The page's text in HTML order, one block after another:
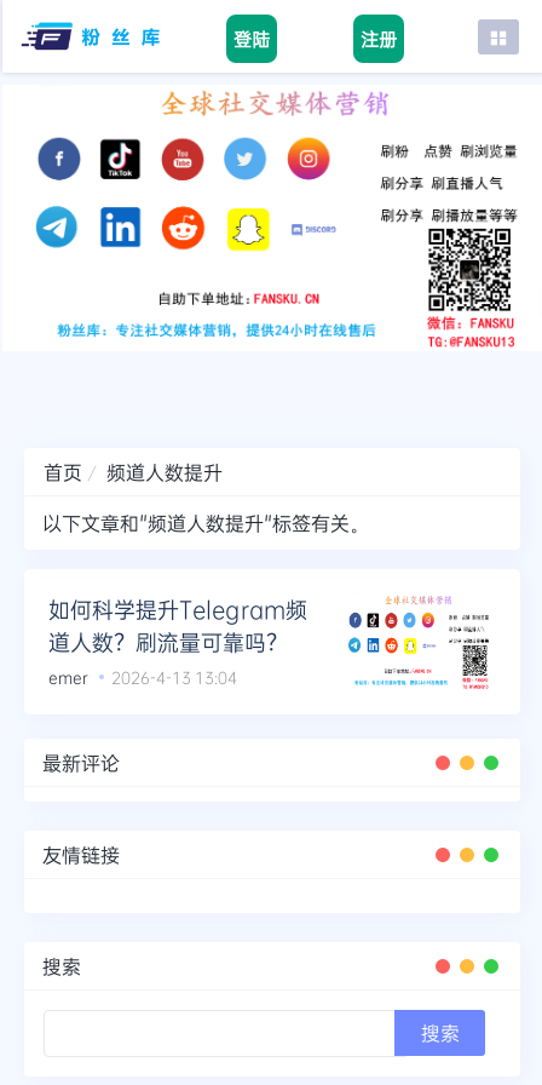
登陆 注册
首页
tiktok
youtube
instagram
首页
频道人数提升
以下文章和"频道人数提升"标签有关。
如何科学提升Telegram频
道人数？刷流量可靠吗？
emer 2026-4-13 13:04
最新评论
友情链接
搜索